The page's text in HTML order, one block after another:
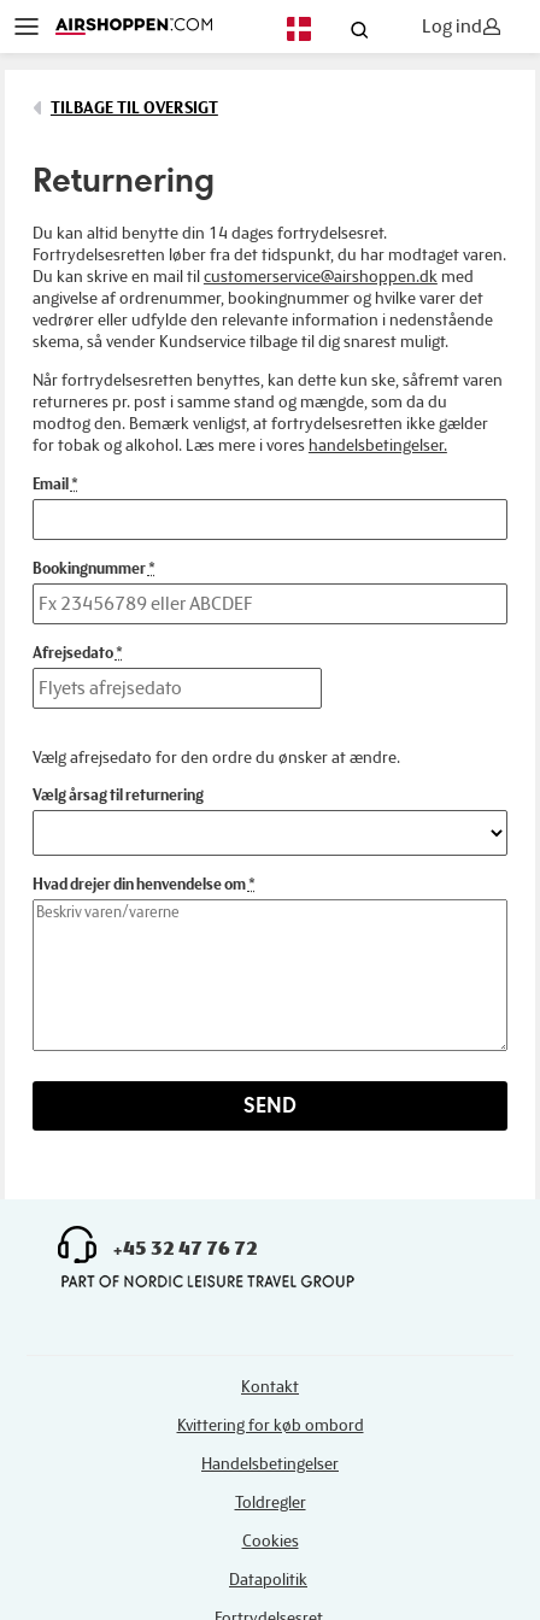
Log ind
TILBAGE TIL OVERSIGT
Returnering
Du kan altid benytte din 14 dages fortrydelsesret.
Fortrydelsesretten løber fra det tidspunkt, du har modtaget varen.
Du kan skrive en mail tilcustomerservice@airshoppen.dk med
angivelse af ordrenummer, bookingnummer og hvilke varer det
vedrører eller udfylde den relevante information i nedenstående
skema, så vender Kundservice tilbage til dig snarest muligt.
Når fortrydelsesretten benyttes, kan dette kun ske, såfremt varen
returneres pr. post i samme stand og mængde, som da du
modtog den. Bemærk venligst, at fortrydelsesretten ikke gælder
for tobak og alkohol. Læs mere i vores handelsbetingelser.
Email
Bookingnummer
Afrejsedato
Vælg afrejsedato for den ordre du ønsker at ændre.
Vælg årsag til returnering
Hvad drejer din henvendelse om
SEND
+45 32 47 76 72
Kontakt
Kvittering for køb ombord
Handelsbetingelser
Toldregler
Cookies
Datapolitik